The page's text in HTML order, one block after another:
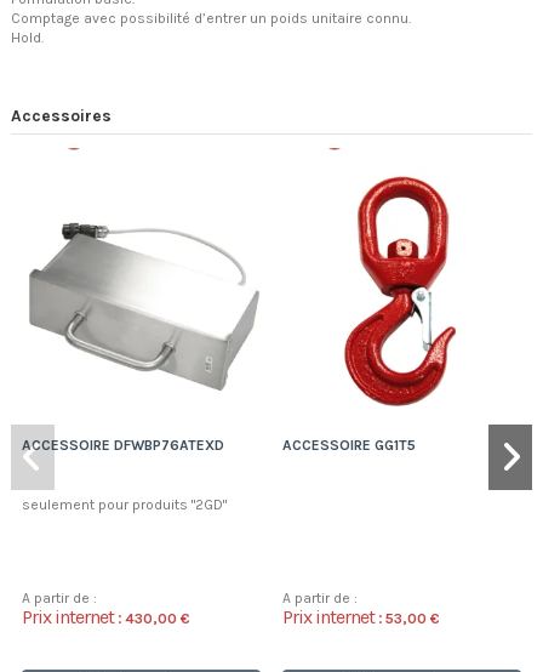
Comptage avec possibilité d’entrer un poids unitaire connu.
Hold.
Accessoires
ACCESSOIRE DFWBP76ATEXD
seulement pour produits "2GD"
Rupture
A partir de :
Prix internet : 430,00 €
ACCESSOIRE GG1T5
Rupture
A partir de :
Prix internet : 53,00 €